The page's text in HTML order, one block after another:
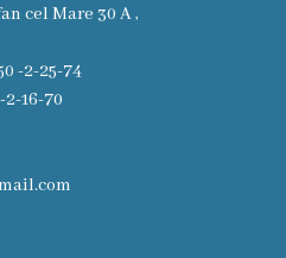
cel Mare 30 A ,
-2-25-74
16-70